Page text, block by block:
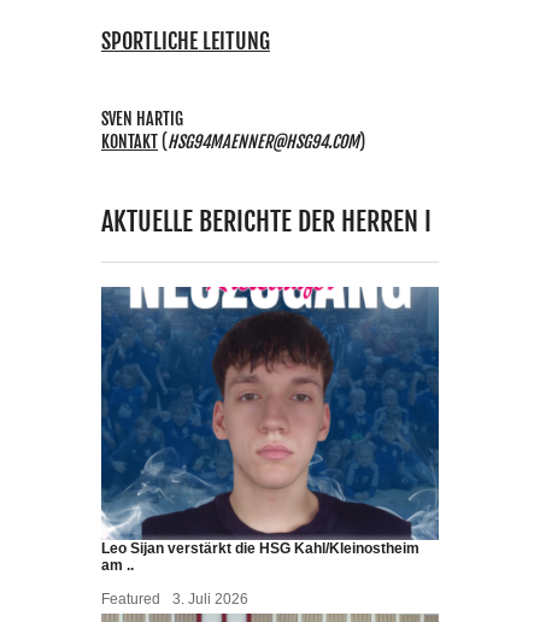
SPORTLICHE LEITUNG
SVEN HARTIG
KONTAKT(HSG94MAENNER@HSG94.COM)
AKTUELLE BERICHTE DER HERREN I
Leo Sijan verstärkt die HSG Kahl/Kleinostheim
am ..
Featured
3. Juli 2026